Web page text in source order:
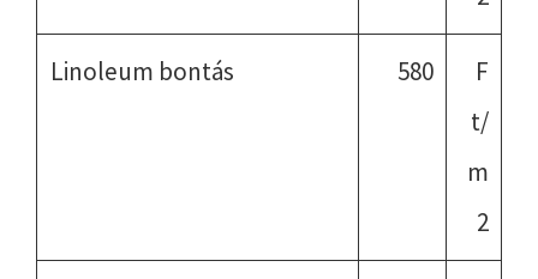
Linoleum bontás 580
F
t/
m
2